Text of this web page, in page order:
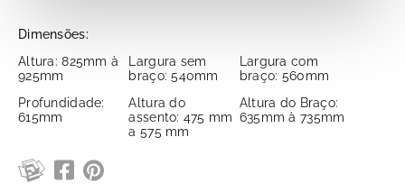
Dimensões:
Altura: 825mm à
925mm
Largura sem
braço: 540mm
Largura com
braço: 560mm
Profundidade:
615mm
Altura do
assento: 475 mm
a 575 mm
Altura do Braço:
635mm à 735mm